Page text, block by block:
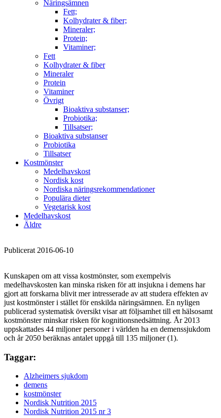
Näringsämnen
Fett;
Kolhydrater & fiber;
Mineraler;
Protein;
Vitaminer;
Fett
Kolhydrater & fiber
Mineraler
Protein
Vitaminer
Övrigt
Bioaktiva substanser;
Probiotika;
Tillsatser;
Bioaktiva substanser
Probiotika
Tillsatser
Kostmönster
Medelhavskost
Nordisk kost
Nordiska näringsrekommendationer
Populära dieter
Vegetarisk kost
Medelhavskost
Äldre
Publicerat 2016-06-10
Kunskapen om att vissa kostmönster, som exempelvis
medelhavskosten kan minska risken för att insjukna i demens har
gjort att forskarna blivit mer intresserade av att studera effekten av
just kostmönster i stället för enskilda näringsämnen. En nyligen
publicerad systematisk översikt visar att följsamhet till ett hälsosamt
kostmönster minskar risken för kognitionsnedsättning. År 2013
uppskattades 44 miljoner personer i världen ha en demenssjukdom
och år 2050 beräknas antalet uppgå till 135 miljoner (1).
Taggar:
Alzheimers sjukdom
demens
kostmönster
Nordisk Nutrition 2015
Nordisk Nutrition 2015 nr 3